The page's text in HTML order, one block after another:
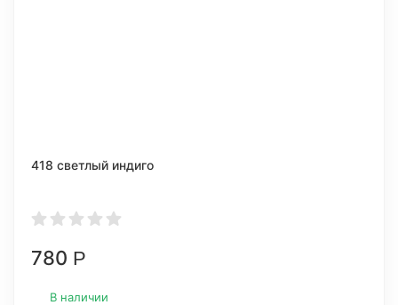
418 светлый индиго
780 Р
В наличии